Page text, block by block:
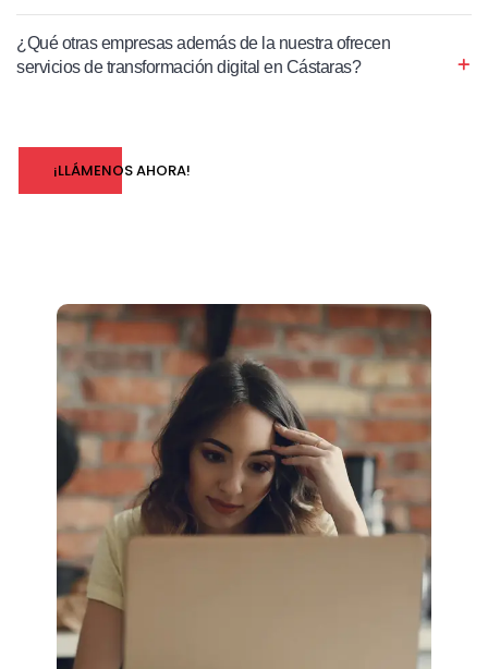
¿Qué otras empresas además de la nuestra ofrecen
servicios de transformación digital en Cástaras?
¡LLÁMENOS AHORA!